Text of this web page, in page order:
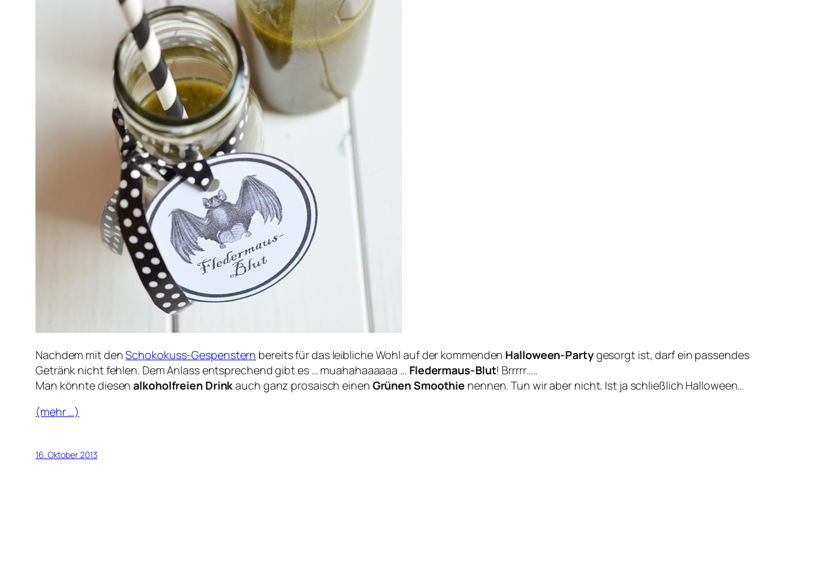
Nachdem mit denSchokokuss-Gespenstern bereits für das leibliche Wohl auf der kommenden Halloween-Partygesorgt ist, darf ein passendes
Getränk nicht fehlen. Dem Anlass entsprechend gibt es … muahahaaaaaa … Fledermaus-Blut! Brrrrr…..
Man könnte diesenalkoholfreien Drinkauch ganz prosaisch einen Grünen Smoothie nennen. Tun wir aber nicht. Ist ja schließlich Halloween…
(mehr …)
16. Oktober 2013